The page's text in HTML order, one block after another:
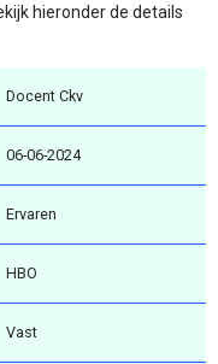
hieronder de details
Docent Ckv
06-06-2024
Ervaren
HBO
Vast